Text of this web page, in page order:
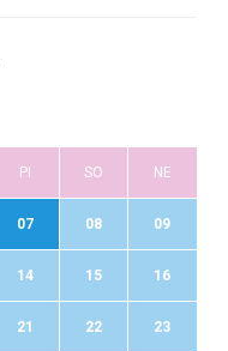
PI SO NE
07 08 09
14 15 16
21 22 23